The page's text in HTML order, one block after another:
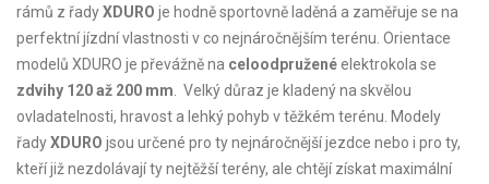
rámů z řadyXDURO je hodně sportovně laděná a zaměřuje se na
perfektní jízdní vlastnosti v co nejnáročnějším terénu. Orientace
modelů XDURO je převážně na celoodpruženéelektrokola se
zdvihy 120 až 200 mm . Velký důraz je kladený na skvělou
ovladatelnosti, hravost a lehký pohyb v těžkém terénu. Modely
řadyXDURO jsou určené pro ty nejnáročnější jezdce nebo i pro ty,
kteří již nezdolávají ty nejtěžší terény, ale chtějí získat maximální